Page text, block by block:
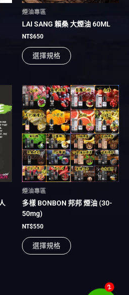
煙油專區
LAI SANG 賴桑 大煙油 60ML
NT$650
選擇規格
在
品
選
項
煙油專區
多樣 BONBON 邦邦 煙油 (30-
50mg)
NT$550
選擇規格
此
產
品
有
多
種
款
式。
可
在
品
擇
2